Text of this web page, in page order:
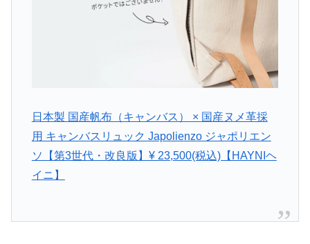
日本製 国産帆布（キャンバス） × 国産ヌメ革採
用 キャンバスリュック Japolienzo ジャポリエン
ソ【第3世代・改良版】¥ 23,500(税込)【HAYNIヘ
イニ】